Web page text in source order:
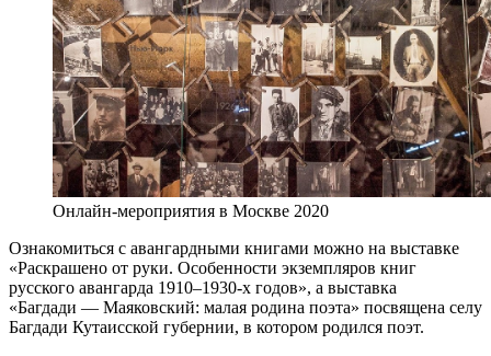
Онлайн-мероприятия в Москве 2020
Ознакомиться с авангардными книгами можно на выставке
«Раскрашено от руки. Особенности экземпляров книг
русского авангарда 1910–1930-х годов», а выставка
«Багдади — Маяковский: малая родина поэта» посвящена селу
Багдади Кутаисской губернии, в котором родился поэт.